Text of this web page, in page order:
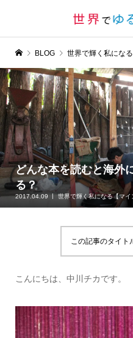
BLOG 世界で輝く私になる
どんな本を読むと海外
る？
2017.04.09 世界で輝く私になる【マイ
この記事のタイト
こんにちは、中川チカです。